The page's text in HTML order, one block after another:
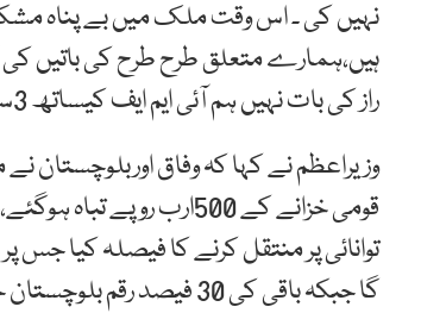
ہیں،ہمارے متعلق طرح طرح کی باتیں کی
راز کی بات نہیں ہم آئی ایم ایف کیساتھ 3سالہ ایک اور پروگرام کرنےجارہے ہیں۔
قومی خزانے کے 500ارب
گا جبکہ باقی کی 30 فیصد رقم بلوچستان حکومت برداشت کرے گی۔